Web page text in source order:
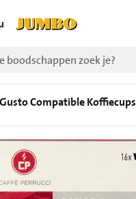
Compatible Koffiecups